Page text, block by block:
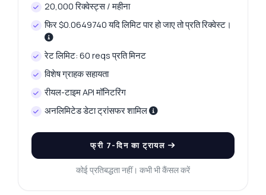
20,000 रिक्वेस्ट्स / महीना
फिर $0.0649740 यदि लिमिट पार हो जाए तो प्रति रिक्वेस्ट।
रेट लिमिट: 60 reqs प्रति मिनट
विशेष ग्राहक सहायता
रीयल-टाइम API मॉनिटरिंग
अनलिमिटेड डेटा ट्रांसफर शामिल
फ्री 7-दिन का ट्रायल
कोई प्रतिबद्धता नहीं। कभी भी कैंसल करें